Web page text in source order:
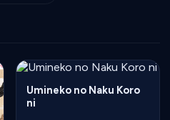
Umineko no Naku Koro
ni